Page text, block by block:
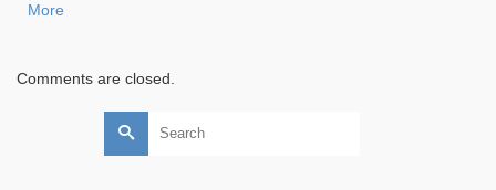
More
Comments are closed.
Search
for: